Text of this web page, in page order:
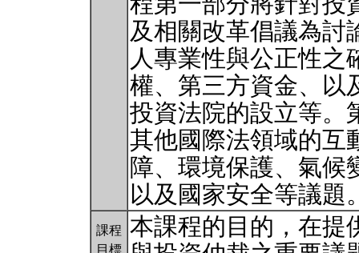
及相關改革倡議為討
人專業性與公正性之
權、第三方資金、以
投資法院的設立等。
其他國際法領域的互
障、環境保護、氣候
以及國家安全等議題
課程
目標
本課程的目的，在提